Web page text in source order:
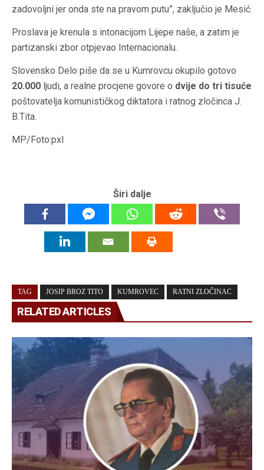
zadovoljni jer onda ste na pravom putu”, zaključio je Mesić.
Proslava je krenula s intonacijom Lijepe naše, a zatim je
partizanski zbor otpjevao Internacionalu.
Slovensko Delo piše da se u Kumrovcu okupilo gotovo
20.000 ljudi, a realne procjene govore o dvije do tri tisuće
poštovatelja komunističkog diktatora i ratnog zločinca J.
B.Tita.
MP/Foto:pxl
Širi dalje
TAG JOSIP BROZ TITO KUMROVEC RATNI ZLOČINAC
RELATED ARTICLES